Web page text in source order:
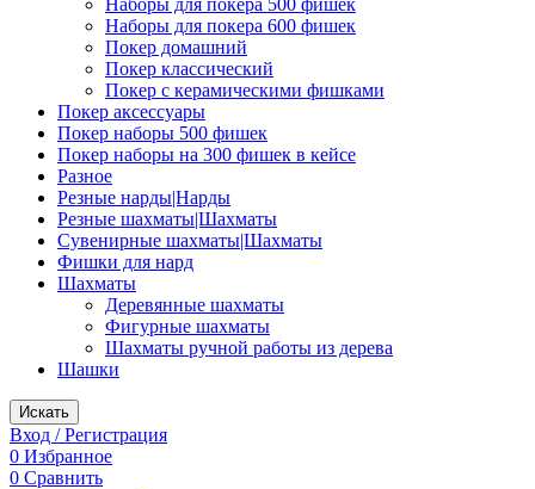
Наборы для покера 600 фишек
Покер домашний
Покер классический
Покер с керамическими фишками
Покер аксессуары
Покер наборы 500 фишек
Покер наборы на 300 фишек в кейсе
Разное
Резные нарды|Нарды
Резные шахматы|Шахматы
Сувенирные шахматы|Шахматы
Фишки для нард
Шахматы
Деревянные шахматы
Фигурные шахматы
Шахматы ручной работы из дерева
Шашки
Искать
Вход / Регистрация
0 Избранное
0 Сравнить